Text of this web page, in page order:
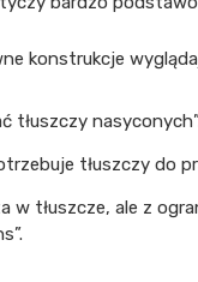
konstrukcje
tłuszczy
tłuszczy do
w tłuszcze, ale z